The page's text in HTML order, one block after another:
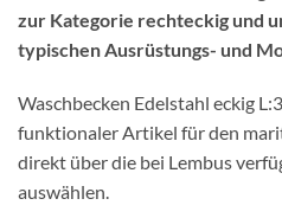
zur Kategorie rechteckig und
typischen Ausrüstungs- und
Waschbecken Edelstahl eckig
funktionaler Artikel für den
direkt über die bei Lembus
auswählen.